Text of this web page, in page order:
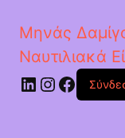
Μηνάς
Ναυτιλιακά
Linkedin